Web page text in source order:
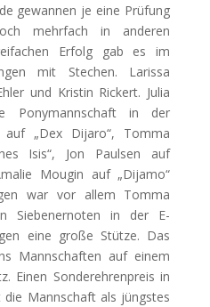
gewannen je eine Prüfung
mehrfach in anderen
Erfolg gab es im
mit Stechen. Larissa
und Kristin Rickert. Julia
Ponymannschaft in der
„Dex Dijaro“, Tomma
Isis“, Jon Paulsen auf
Mougin auf „Dijamo“
war vor allem Tomma
Siebenernoten in der E-
eine große Stütze. Das
Mannschaften auf einem
Einen Sonderehrenpreis in
Mannschaft als jüngstes